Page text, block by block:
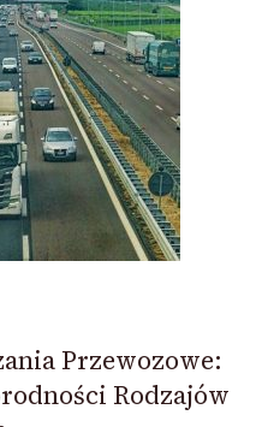
Przewozowe:
Rodzajów